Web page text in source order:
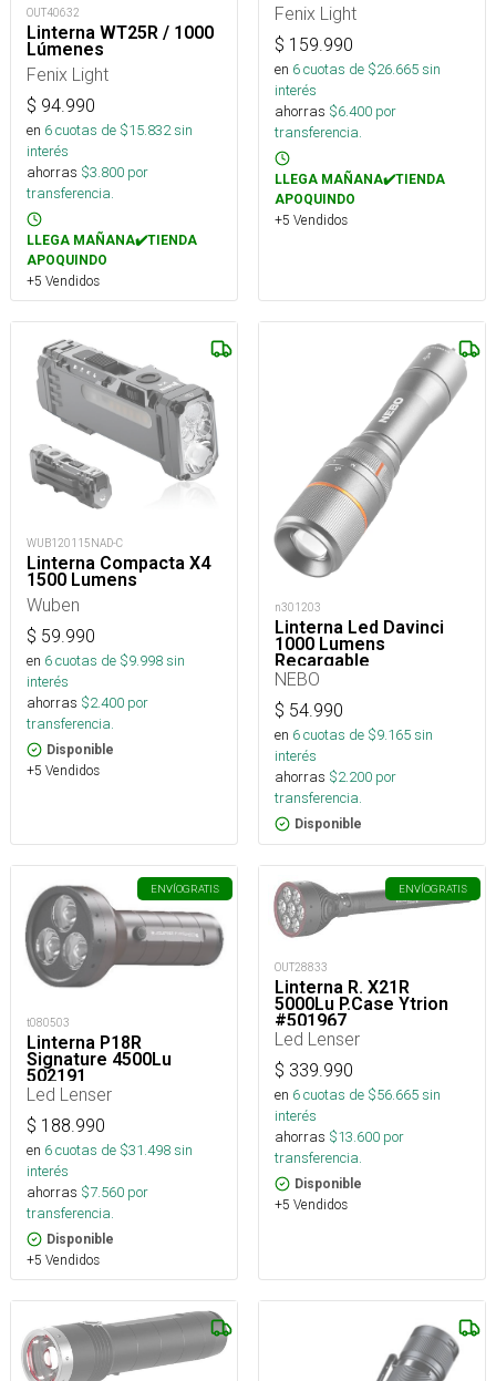
OUT40632
Linterna WT25R / 1000
Lúmenes
Fenix Light
$ 94.990
en 6cuotas de $15.832sin
interés
ahorras $3.800 por
transferencia.
LLEGA MAÑANA✔️TIENDA
APOQUINDO
+5 Vendidos
Fenix Light
$ 159.990
en 6cuotas de $26.665sin
interés
ahorras $6.400 por
transferencia.
LLEGA MAÑANA✔️TIENDA
APOQUINDO
+5 Vendidos
WUB120115NAD-C
Linterna Compacta X4
1500 Lumens
Wuben
$ 59.990
en 6cuotas de $9.998sin
interés
ahorras $2.400 por
transferencia.
Disponible
+5 Vendidos
n301203
Linterna Led Davinci
1000 Lumens
Recargable
NEBO
$ 54.990
en 6cuotas de $9.165sin
interés
ahorras $2.200 por
transferencia.
Disponible
ENVÍOGRATIS
t080503
Linterna P18R
Signature 4500Lu
502191
Led Lenser
$ 188.990
en 6cuotas de $31.498sin
interés
ahorras $7.560 por
transferencia.
Disponible
+5 Vendidos
ENVÍOGRATIS
OUT28833
Linterna R. X21R
5000Lu P.Case Ytrion
#501967
Led Lenser
$ 339.990
en 6cuotas de $56.665sin
interés
ahorras $13.600 por
transferencia.
Disponible
+5 Vendidos